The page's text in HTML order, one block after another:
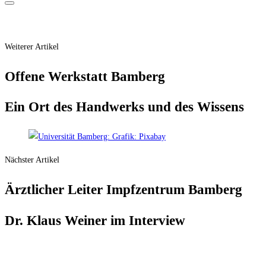
Weiterer Artikel
Offe­ne Werk­statt Bamberg
Ein Ort des Hand­werks und des Wissens
Nächster Artikel
Ärzt­li­cher Lei­ter Impf­zen­trum Bamberg
Dr. Klaus Wei­ner im Interview